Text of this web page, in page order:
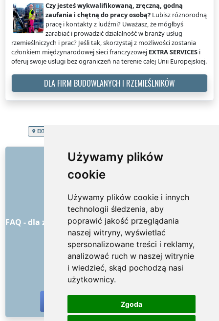
Używamy plików
cookie
Używamy plików cookie i innych
technologii śledzenia, aby
poprawić jakość przeglądania
naszej witryny, wyświetlać
spersonalizowane treści i reklamy,
analizować ruch w naszej witrynie
i wiedzieć, skąd pochodzą nasi
użytkownicy.
Zgoda
Czy jesteś wykwalifikowaną, zręczną, godną
zaufania i chętną do pracy osobą? Lubisz różnorodną
pracę i kontakty z ludźmi? Uważasz, że mógłbyś
zarabiać i prowadzić działalność w branży usług
rzemieślniczych i prac? Jeśli tak, skorzystaj z możliwości zostania
członkiem międzynarodowej sieci franczyzowej EXTRA SERVICES i
oferuj swoje usługi bez ograniczeń na terenie całej Unii Europejskiej.
DLA FIRM BUDOWLANYCH I RZEMIEŚLNIKÓW
EXTRA SERVICES
LINKI
O nas
Cennik
Ogólne warunki handlowe
FAQ - dla zamawiających
FAQ - dla dostawców usług
Reklama i marketing
Blog
Kontakt
MEDIA SPOŁECZNOŚCIOWE